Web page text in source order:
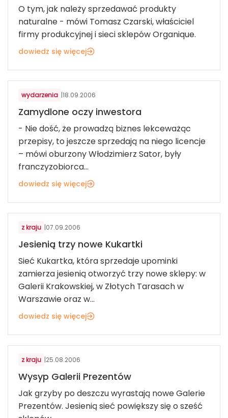
O tym, jak należy sprzedawać produkty
naturalne - mówi Tomasz Czarski, właściciel
firmy produkcyjnej i sieci sklepów Organique.
dowiedz się więcej
KOSMETYKI, BIŻUTERIA, UPOMINKI
wydarzenia |18.09.2006
Zamydlone oczy inwestora
- Nie dość, że prowadzą biznes lekceważąc
przepisy, to jeszcze sprzedają na niego licencje
– mówi oburzony Włodzimierz Sator, były
franczyzobiorca...
dowiedz się więcej
KOSMETYKI, BIŻUTERIA, UPOMINKI
z kraju |07.09.2006
Jesienią trzy nowe Kukartki
Sieć Kukartka, która sprzedaje upominki
zamierza jesienią otworzyć trzy nowe sklepy: w
Galerii Krakowskiej, w Złotych Tarasach w
Warszawie oraz w...
dowiedz się więcej
KOSMETYKI, BIŻUTERIA, UPOMINKI
z kraju |25.08.2006
Wysyp Galerii Prezentów
Jak grzyby po deszczu wyrastają nowe Galerie
Prezentów. Jesienią sieć powiększy się o sześć